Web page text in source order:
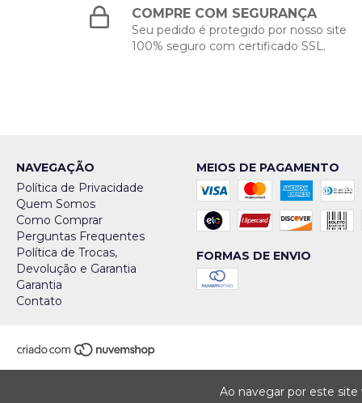
Ao navegar por este site
COMPRE COM SEGURANÇA
Seu pedido é protegido por nosso site
100% seguro com certificado SSL.
NAVEGAÇÃO
Política de Privacidade
Quem Somos
Como Comprar
Perguntas Frequentes
Política de Trocas,
Devolução e Garantia
Garantia
Contato
MEIOS DE PAGAMENTO
FORMAS DE ENVIO